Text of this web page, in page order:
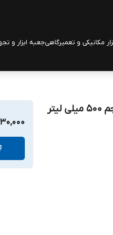
مکانیکی و تعمیرگاهیجعبه ابزار و